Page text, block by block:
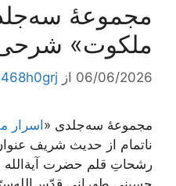
مجموعۀ
ملکوت»
06/06/2026 از
مجموعۀ سه‌جلدی «اسرار
ناتمام از حدیث شریف
رشحاتِ قلم حضرت